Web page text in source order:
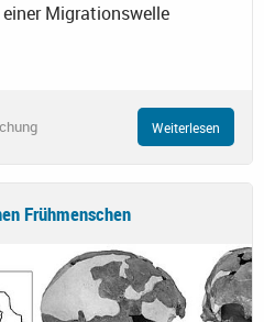
Migrationswelle
Weiterlesen
Frühmenschen